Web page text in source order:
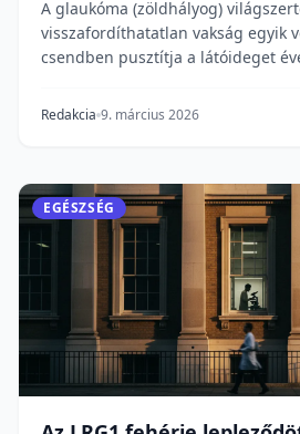
A glaukóma (zöldhályog)
visszafordíthatatlan vakság egyik
csendben pusztítja a látóideget
Redakcia 9. március 2026
EGÉSZSÉG